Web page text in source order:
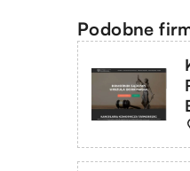
Podobne